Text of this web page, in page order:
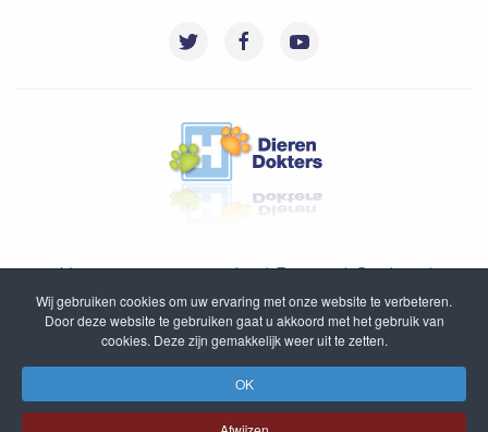
Algemene voorwaarden|Privacy|Cookies|
Disclaimer|Inloggen|Sitemap
© DierenDokters B.V. 2005 - 2020
Wij gebruiken cookies om uw ervaring met onze website te verbeteren.
Door deze website te gebruiken gaat u akkoord met het gebruik van
cookies. Deze zijn gemakkelijk weer uit te zetten.
OK